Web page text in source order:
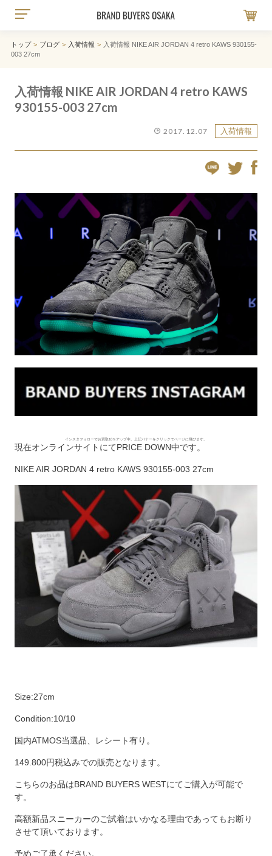
トップ ブログ 入荷情報
入荷情報 NIKE AIR JORDAN 4 retro KAWS 930155-
003 27cm
入荷情報 NIKE AIR JORDAN 4 retro KAWS
930155-003 27cm
2017.12.07 入荷情報
LINE TWITTER
インスタフォローでお買取10％アップ中。上記バナーをクリックでページに飛びます。
現在オンラインサイトにてPRICE DOWN中です。
NIKE AIR JORDAN 4 retro KAWS 930155-003 27cm
Size:27cm
Condition:10/10
国内ATMOS当選品、レシート有り。
149.800円税込みでの販売となります。
こちらのお品はBRAND BUYERS WESTにてご購入が可能で
す。
高額新品スニーカーのご試着はいかなる理由であってもお断り
させて頂いております。
予めご了承ください。